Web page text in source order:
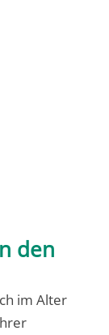
den
im Alter